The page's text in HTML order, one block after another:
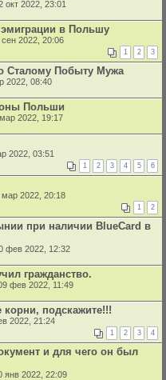
окт 2022, 23:01
в Польшу
сен 2022, 20:06
1 2 3
Сталому Побыту Мужа
2022, 08:40
Польши
2022, 19:17
2022, 03:51
1 2 3 4 5 6
мар 2022, 20:18
1 2
при наличии BlueCard в
фев 2022, 12:32
гражданство.
фев 2022, 11:49
корни, подскажите!!!
2022, 21:24
1 2 3 4
и для чего он был
янв 2022, 22:09